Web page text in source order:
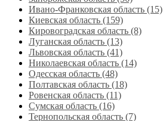
Ивано-Франковская область (15)
Киевская область (159)
Кировоградская область (8)
Луганская область‎ (13)
Львовская область‎ (41)
Николаевская область‎ (14)
Одесская область‎ (48)
Полтавская область (18)
Ровенская область‎ (11)
Сумская область‎ (16)
Тернопольская область‎ (7)